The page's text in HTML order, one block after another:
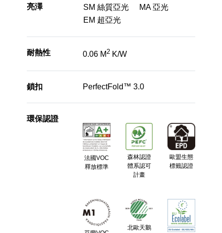
亮澤 SM 絲質亞光
MA 亞光
EM 超亞光
耐熱性 0.06 M2 K/W
鎖扣 PerfectFold™ 3.0
環保認證
法國VOC
釋放標準
森林認證
體系認可
計畫
歐盟生態
標籤認證
北歐天鵝